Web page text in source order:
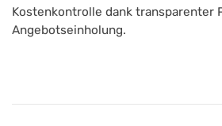
Kostenkontrolle dank transparenter
Angebotseinholung.